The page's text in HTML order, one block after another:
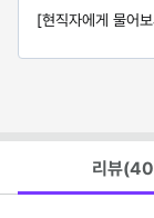
[현직자에게 물어
리뷰(40